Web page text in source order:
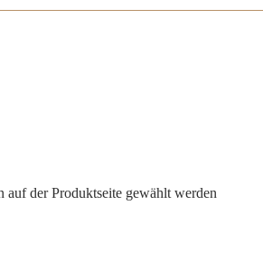
der Produktseite gewählt werden